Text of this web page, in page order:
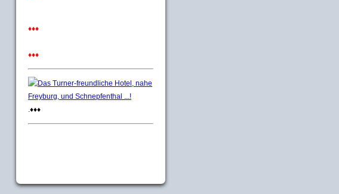
♦♦♦
♦♦♦
.♦♦♦